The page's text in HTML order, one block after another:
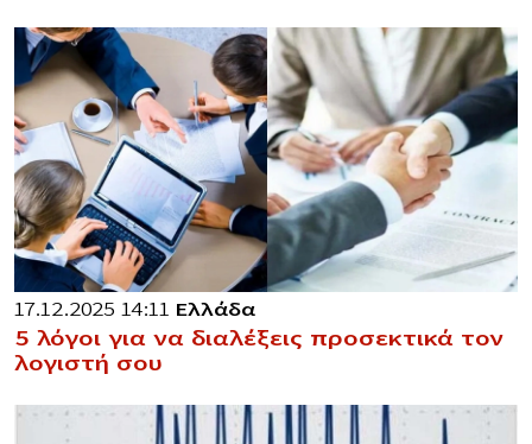
17.12.2025 14:11 Ελλάδα
5 λόγοι για να διαλέξεις προσεκτικά τον
λογιστή σου